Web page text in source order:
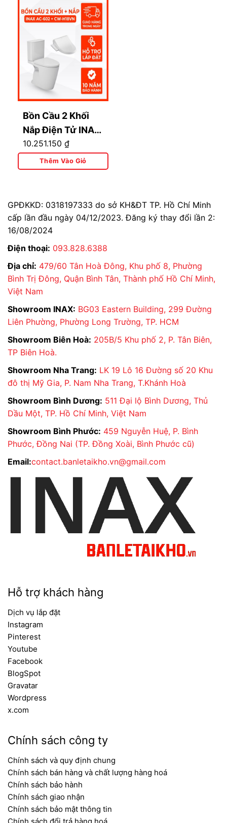
Bồn Cầu 2 Khối
Nắp Điện Tử INAX
AC-602+CW-
H18VN
10.251.150 ₫
Thêm Vào Giỏ
GPĐKKD: 0318197333 do sở KH&ĐT TP. Hồ Chí Minh
cấp lần đầu ngày 04/12/2023. Đăng ký thay đổi lần 2:
16/08/2024
Điện thoại: 093.828.6388
Địa chỉ: 479/60 Tân Hoà Đông, Khu phố 8, Phường
Bình Trị Đông, Quận Bình Tân, Thành phố Hồ Chí Minh,
Việt Nam
Showroom INAX: BG03 Eastern Building, 299 Đường
Liên Phường, Phường Long Trường, TP. HCM
Showroom Biên Hoà: 205B/5 Khu phố 2, P. Tân Biên,
TP Biên Hoà.
Showroom Nha Trang: LK 19 Lô 16 Đường số 20 Khu
đô thị Mỹ Gia, P. Nam Nha Trang, T.Khánh Hoà
Showroom Bình Dương: 511 Đại lộ Bình Dương, Thủ
Dầu Một, TP. Hồ Chí Minh, Việt Nam
Showroom Bình Phước: 459 Nguyễn Huệ, P. Bình
Phước, Đồng Nai (TP. Đồng Xoài, Bình Phước cũ)
Email:contact.banletaikho.vn@gmail.com
Hỗ trợ khách hàng
Dịch vụ lắp đặt
Instagram
Pinterest
Youtube
Facebook
BlogSpot
Gravatar
Wordpress
x.com
Chính sách công ty
Chính sách và quy định chung
Chính sách bán hàng và chất lượng hàng hoá
Chính sách bảo hành
Chính sách giao nhận
Chính sách bảo mật thông tin
Chính sách đổi trả hàng hoá